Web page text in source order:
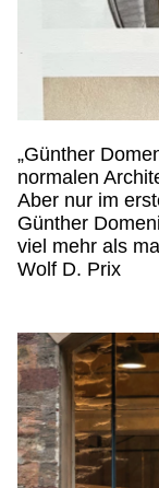
„Günther
normalen
Aber nur im
Günther
viel mehr als
Wolf D. Prix